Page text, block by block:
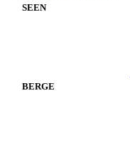
SEEN
BERGE